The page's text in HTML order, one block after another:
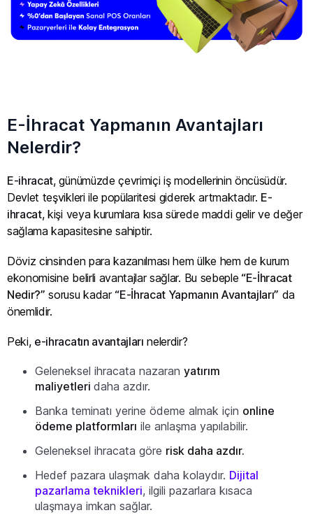
E-İhracat Yapmanın Avantajları
Nelerdir?
E-ihracat, günümüzde çevrimiçi iş modellerinin öncüsüdür.
Devlet teşvikleri ile popülaritesi giderek artmaktadır. E-
ihracat, kişi veya kurumlara kısa sürede maddi gelir ve değer
sağlama kapasitesine sahiptir.
Döviz cinsinden para kazanılması hem ülke hem de kurum
ekonomisine belirli avantajlar sağlar. Bu sebeple “E-İhracat
Nedir?” sorusu kadar “E-İhracat Yapmanın Avantajları” da
önemlidir.
Peki, e-ihracatın avantajları nelerdir?
Geleneksel ihracata nazaran yatırım
maliyetleri daha azdır.
Banka teminatı yerine ödeme almak için online
ödeme platformları ile anlaşma yapılabilir.
Geleneksel ihracata göre risk daha azdır.
Hedef pazara ulaşmak daha kolaydır. Dijital
pazarlama teknikleri, ilgili pazarlara kısaca
ulaşmaya imkan sağlar.